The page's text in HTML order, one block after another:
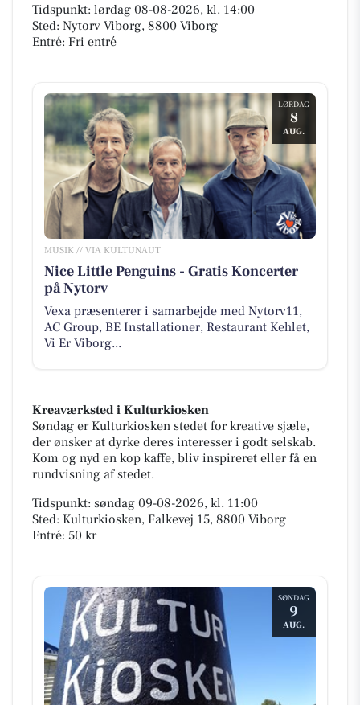
Tidspunkt: lørdag 08-08-2026, kl. 14:00
Sted: Nytorv Viborg, 8800 Viborg
Entré: Fri entré
LØRDAG
8
AUG.
MUSIK // VIA KULTUNAUT
Nice Little Penguins - Gratis Koncerter
på Nytorv
Vexa præsenterer i samarbejde med Nytorv11,
AC Group, BE Installationer, Restaurant Kehlet,
Vi Er Viborg...
Kreaværksted i Kulturkiosken
Søndag er Kulturkiosken stedet for kreative sjæle,
der ønsker at dyrke deres interesser i godt selskab.
Kom og nyd en kop kaffe, bliv inspireret eller få en
rundvisning af stedet.
Tidspunkt: søndag 09-08-2026, kl. 11:00
Sted: Kulturkiosken, Falkevej 15, 8800 Viborg
Entré: 50 kr
SØNDAG
9
AUG.